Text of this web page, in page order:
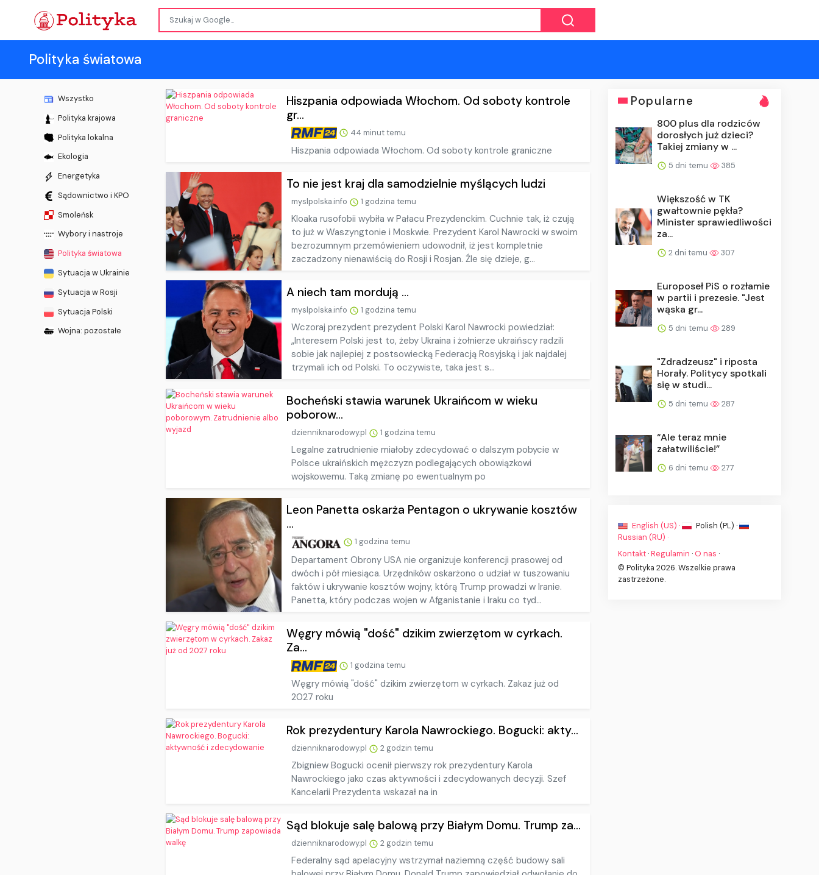
Polityka światowa
Wszystko
Polityka krajowa
Polityka lokalna
Ekologia
Energetyka
Sądownictwo i KPO
Smoleńsk
Wybory i nastroje
Polityka światowa
Sytuacja w Ukrainie
Sytuacja w Rosji
Sytuacja Polski
Wojna: pozostałe
Hiszpania odpowiada Włochom. Od soboty kontrole
gr...
44 minut temu
Hiszpania odpowiada Włochom. Od soboty kontrole graniczne
To nie jest kraj dla samodzielnie myślących ludzi
myslpolska.info 1 godzina temu
Kloaka rusofobii wybiła w Pałacu Prezydenckim. Cuchnie tak, iż czują
to już w Waszyngtonie i Moskwie. Prezydent Karol Nawrocki w swoim
bezrozumnym przemówieniem udowodnił, iż jest kompletnie
zaczadzony nienawiścią do Rosji i Rosjan. Źle się dzieje, g...
A niech tam mordują …
myslpolska.info 1 godzina temu
Wczoraj prezydent prezydent Polski Karol Nawrocki powiedział:
„Interesem Polski jest to, żeby Ukraina i żołnierze ukraińscy radzili
sobie jak najlepiej z postsowiecką Federacją Rosyjską i jak najdalej
trzymali ich od Polski. To oczywiste, taka jest s...
Bocheński stawia warunek Ukraińcom w wieku
poborow...
dzienniknarodowy.pl 1 godzina temu
Legalne zatrudnienie miałoby zdecydować o dalszym pobycie w
Polsce ukraińskich mężczyzn podlegających obowiązkowi
wojskowemu. Taką zmianę po ewentualnym po
Leon Panetta oskarża Pentagon o ukrywanie kosztów
...
1 godzina temu
Departament Obrony USA nie organizuje konferencji prasowej od
dwóch i pół miesiąca. Urzędników oskarżono o udział w tuszowaniu
faktów i ukrywanie kosztów wojny, którą Trump prowadzi w Iranie.
Panetta, który podczas wojen w Afganistanie i Iraku co tyd...
Węgry mówią "dość" dzikim zwierzętom w cyrkach.
Za...
1 godzina temu
Węgry mówią "dość" dzikim zwierzętom w cyrkach. Zakaz już od
2027 roku
Rok prezydentury Karola Nawrockiego. Bogucki: akty...
dzienniknarodowy.pl 2 godzin temu
Zbigniew Bogucki ocenił pierwszy rok prezydentury Karola
Nawrockiego jako czas aktywności i zdecydowanych decyzji. Szef
Kancelarii Prezydenta wskazał na in
Sąd blokuje salę balową przy Białym Domu. Trump za...
dzienniknarodowy.pl 2 godzin temu
Federalny sąd apelacyjny wstrzymał naziemną część budowy sali
Popularne
800 plus dla rodziców
dorosłych już dzieci?
Takiej zmiany w ...
5 dni temu 385
Większość w TK
gwałtownie pękła?
Minister sprawiedliwości
za...
2 dni temu 307
Europoseł PiS o rozłamie
w partii i prezesie. "Jest
wąska gr...
5 dni temu 289
"Zdradzeusz" i riposta
Horały. Politycy spotkali
się w studi...
5 dni temu 287
“Ale teraz mnie
załatwiliście!”
6 dni temu 277
English (US) ·
Polish (PL) ·
Russian (RU) ·
Kontakt ·Regulamin · O nas ·
© Polityka 2026. Wszelkie prawa
zastrzeżone.